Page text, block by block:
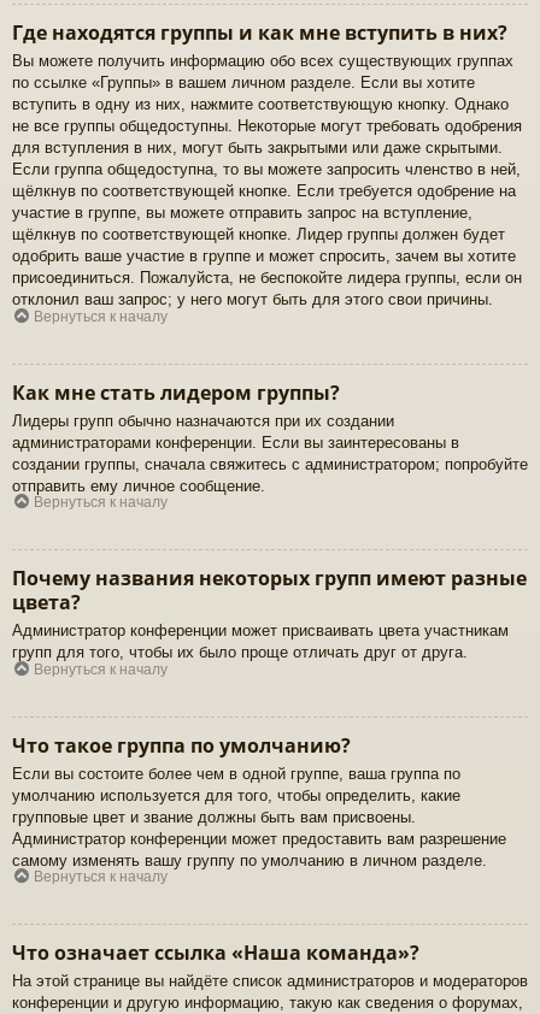
Где находятся группы и как мне вступить в них?
Вы можете получить информацию обо всех существующих группах
по ссылке «Группы» в вашем личном разделе. Если вы хотите
вступить в одну из них, нажмите соответствующую кнопку. Однако
не все группы общедоступны. Некоторые могут требовать одобрения
для вступления в них, могут быть закрытыми или даже скрытыми.
Если группа общедоступна, то вы можете запросить членство в ней,
щёлкнув по соответствующей кнопке. Если требуется одобрение на
участие в группе, вы можете отправить запрос на вступление,
щёлкнув по соответствующей кнопке. Лидер группы должен будет
одобрить ваше участие в группе и может спросить, зачем вы хотите
присоединиться. Пожалуйста, не беспокойте лидера группы, если он
отклонил ваш запрос; у него могут быть для этого свои причины.
Вернуться к началу
Как мне стать лидером группы?
Лидеры групп обычно назначаются при их создании
администраторами конференции. Если вы заинтересованы в
создании группы, сначала свяжитесь с администратором; попробуйте
отправить ему личное сообщение.
Вернуться к началу
Почему названия некоторых групп имеют разные
цвета?
Администратор конференции может присваивать цвета участникам
групп для того, чтобы их было проще отличать друг от друга.
Вернуться к началу
Что такое группа по умолчанию?
Если вы состоите более чем в одной группе, ваша группа по
умолчанию используется для того, чтобы определить, какие
групповые цвет и звание должны быть вам присвоены.
Администратор конференции может предоставить вам разрешение
самому изменять вашу группу по умолчанию в личном разделе.
Вернуться к началу
Что означает ссылка «Наша команда»?
На этой странице вы найдёте список администраторов и модераторов
конференции и другую информацию, такую как сведения о форумах,